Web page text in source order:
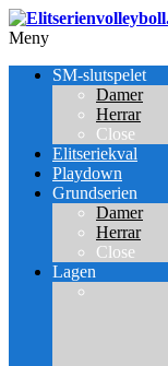
Meny
SM-slutspelet
Damer
Herrar
Close
Elitseriekval
Playdown
Grundserien
Damer
Herrar
Close
Lagen